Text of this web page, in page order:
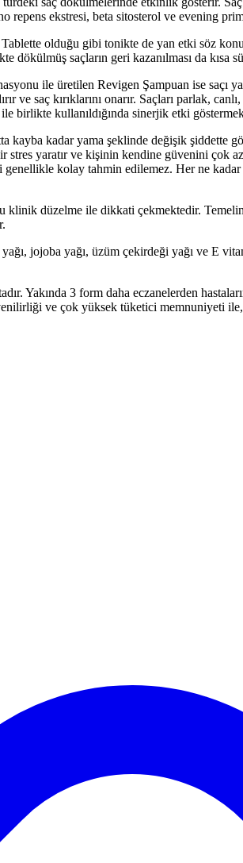
ekstresi, beta sitosterol ve evening
olduğu gibi tonikte de yan etki söz
dökülmüş saçların geri kazanılması da kısa
ile üretilen Revigen Şampuan ise saçı
ve saç kırıklarını onarır. Saçları parlak,
birlikte kullanıldığında sinerjik etki
kadar yama şeklinde değişik şiddette
yaratır ve kişinin kendine güvenini çok
kolay tahmin edilemez. Her ne
düzelme ile dikkati çekmektedir.
yağı, jojoba yağı, üzüm çekirdeği yağı ve E
Yakında 3 form daha eczanelerden
ve çok yüksek tüketici memnuniyeti